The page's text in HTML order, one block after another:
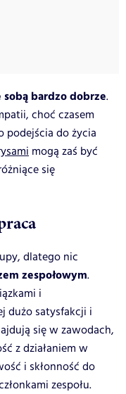
sobą bardzo dobrze.
choć czasem
podejścia do życia
mogą zaś być
się
dlatego nic
zespołowym.
i
dużo satysfakcji i
się w zawodach,
z działaniem w
i skłonność do
zespołu.